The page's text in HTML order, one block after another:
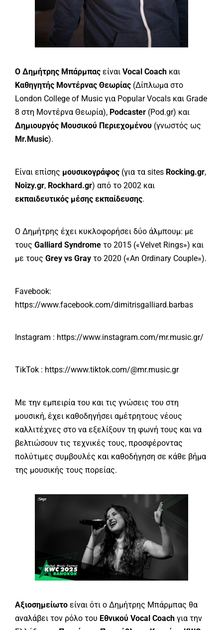
Ο Δημήτρης Μπάρμπας είναι Vocal Coach και
Καθηγητής Μοντέρνας Θεωρίας (Δίπλωμα στο
London College of Music για Popular Vocals και Grade
8 στη Μοντέρνα Θεωρία), Podcaster (Pod.gr) και
Δημιουργός Μουσικού Περιεχομένου (γνωστός ως
Mr.Music).
Είναι επίσης μουσικογράφος (για τα sites Rocking.gr,
Noizy.gr, Rockhard.gr) από το 2002 και
εκπαιδευτικός μέσης εκπαίδευσης.
Ο Δημήτρης έχει κυκλοφορήσει δύο άλμπουμ: με
τους Galliard Syndrome το 2015 («Velvet Rings») και
με τους Grey vs Gray το 2020 («An Ordinary Couple»).
Favebook:
https://www.facebook.com/dimitrisgalliard.barbas
Instagram : https://www.instagram.com/mr.music.gr/
TikTok : https://www.tiktok.com/@mr.music.gr
Με την εμπειρία του και τις γνώσεις του στη
μουσική, έχει καθοδηγήσει αμέτρητους νέους
καλλιτέχνες στο να εξελίξουν τη φωνή τους και να
βελτιώσουν τις τεχνικές τους, προσφέροντας
πολύτιμες συμβουλές και καθοδήγηση σε κάθε βήμα
της μουσικής τους πορείας.
Αξιοσημείωτο είναι ότι ο Δημήτρης Μπάρμπας θα
αναλάβει τον ρόλο του Εθνικού Vocal Coach για την